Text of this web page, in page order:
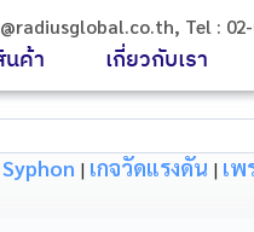
Tel : 02-
ค้า เกี่ยวกับเรา
Syphon | เกจวัดแรงดัน | เพ